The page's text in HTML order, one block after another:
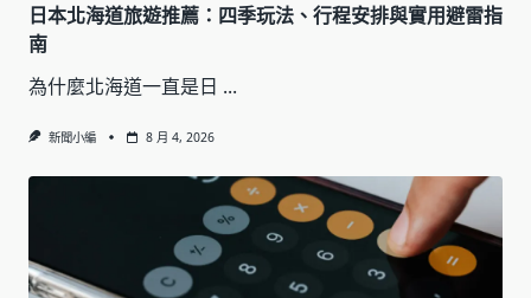
日本北海道旅遊推薦：四季玩法、行程安排與實用避雷指
南
為什麼北海道一直是日 ...
新聞小編 8 月 4, 2026